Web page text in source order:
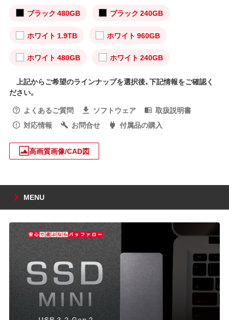
ブラック 480GB ブラック 240GB
ホワイト 1.9TB ホワイト 960GB
ホワイト 480GB ホワイト 240GB
上記からご希望のラインナップを選択後、下記情報をご確認く
ださい。
よくあるご質問
ソフトウェア
取扱説明書
対応情報
お問合せ 付属品の購入
高画質画像/CAD図
MENU